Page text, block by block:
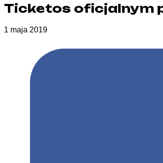
Ticketos oficjalnym
1 maja 2019